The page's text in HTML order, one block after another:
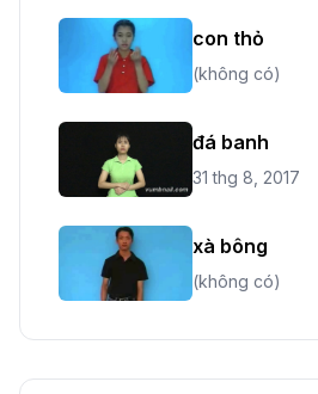
con thỏ
(không có)
đá banh
31 thg 8, 2017
xà bông
(không có)